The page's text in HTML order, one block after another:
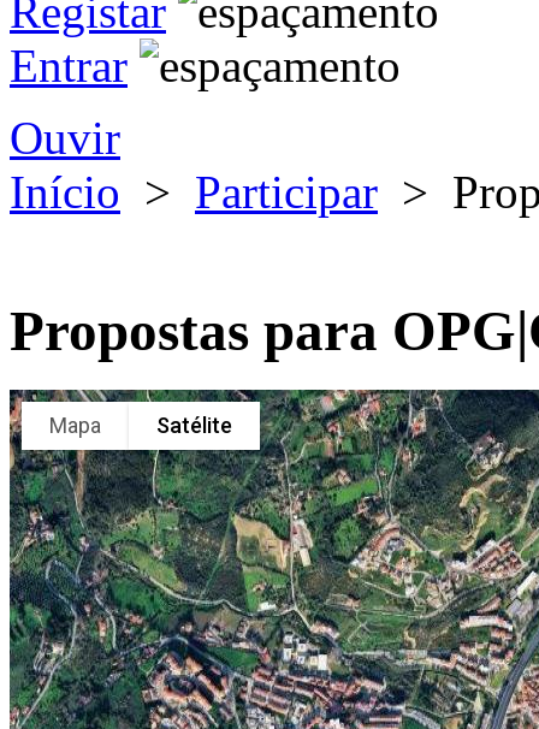
Registar
Entrar
Ouvir
Início > Participar >
Propostas para
Mapa Satélite